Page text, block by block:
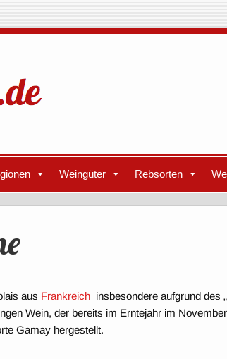
Weingüter Rebsorten
aus Frankreich insbesondere aufgrund des
Wein, der bereits im Erntejahr im
Gamay hergestellt.